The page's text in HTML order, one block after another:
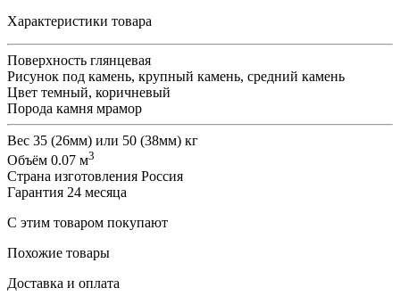
Характеристики товара
Поверхность глянцевая
Рисунок под камень, крупный камень, средний камень
Цвет темный, коричневый
Порода камня мрамор
Вес 35 (26мм) или 50 (38мм) кг
Объём 0.07 м3
Страна изготовления Россия
Гарантия 24 месяца
С этим товаром покупают
Похожие товары
Доставка и оплата